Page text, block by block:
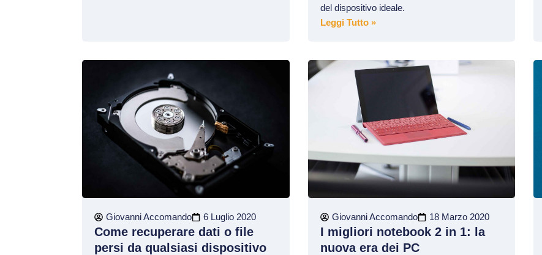
del dispositivo ideale.
Leggi Tutto »
Giovanni Accomando 6 Luglio 2020
Come recuperare dati o file
persi da qualsiasi dispositivo
Giovanni Accomando 18 Marzo 2020
I migliori notebook 2 in 1: la
nuova era dei PC